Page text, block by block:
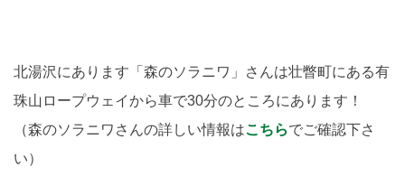
北湯沢にあります「森のソラニワ」さんは壮瞥町にある有
珠山ロープウェイから車で30分のところにあります！
（森のソラニワさんの詳しい情報はこちらでご確認下さ
い）